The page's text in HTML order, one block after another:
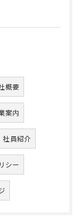
概要
案内
社員紹介
シー